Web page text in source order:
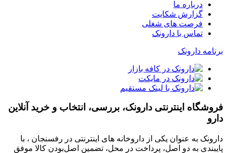
درباره ما
گزارش شکایت
فرصت های شغلی
تماس با دارونک
برنامه دارونک
فروشگاه اینترنتی دارونک، بررسی، انتخاب و خرید آنلاین
دارو
دارونک به عنوان یکی از داروخانه های اینترنتی در رفسنجان ، با
پایبندی به دو اصل، پرداخت در محل، تضمین اصل‌بودن کالا موفق